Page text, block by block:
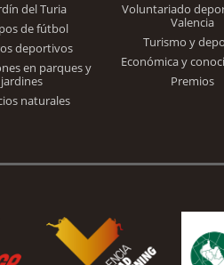
del Turia
de fútbol
deportivos
en parques y
jardines
naturales
Voluntariado
Valencia
Turismo y
Económica y
Premios